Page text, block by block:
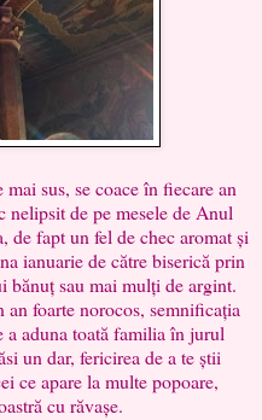
sus, se coace în fiecare an
nelipsit de pe mesele de Anul
de fapt un fel de chec aromat și
ianuarie de către biserică prin
bănuț sau mai mulți de argint.
an foarte norocos, semnificația
a aduna toată familia în jurul
un dar, fericirea de a te știi
ce apare la multe popoare,
cu răvașe.